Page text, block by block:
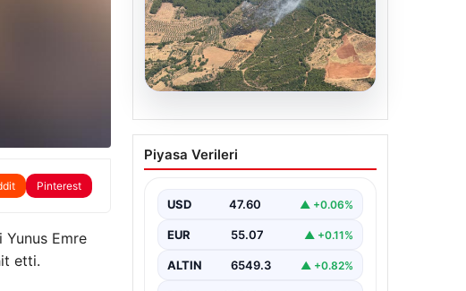
Pinterest
Yunus Emre
etti.
05.08.2026
Muğla Yatağan’da orman
yangını
Piyasa Verileri
USD 47.60 ▲ +0.06%
EUR 55.07 ▲ +0.11%
ALTIN 6549.3 ▲ +0.82%